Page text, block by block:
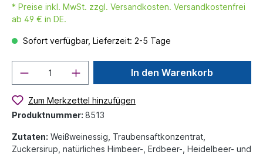
* Preise inkl. MwSt. zzgl. Versandkosten. Versandkostenfrei
ab 49 € in DE.
Sofort verfügbar, Lieferzeit: 2-5 Tage
In den Warenkorb
Zum Merkzettel hinzufügen
Produktnummer: 8513
Zutaten: Weißweinessig, Traubensaftkonzentrat,
Zuckersirup, natürliches Himbeer-, Erdbeer-, Heidelbeer- und